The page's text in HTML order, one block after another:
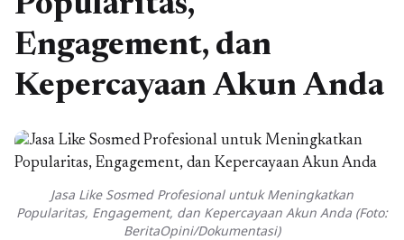
Engagement, dan
Kepercayaan Akun Anda
Jasa Like Sosmed Profesional untuk Meningkatkan
Popularitas, Engagement, dan Kepercayaan Akun Anda (Foto:
BeritaOpini/Dokumentasi)